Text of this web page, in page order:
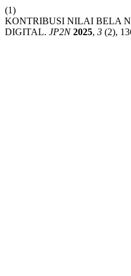
(1)
KONTRIBUSI NILAI BELA
DIGITAL. JP2N 2025, 3 (2),